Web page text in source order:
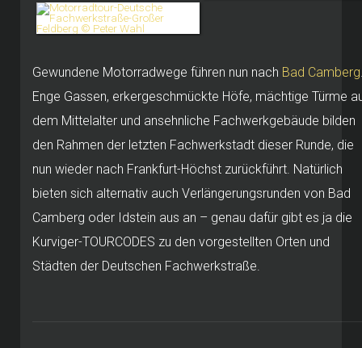
Gewundene Motorradwege führen nun nach Bad Camberg
Enge Gassen, erkergeschmückte Höfe, mächtige Türme
dem Mittelalter und ansehnliche Fachwerkgebäude bilden
den Rahmen der letzten Fachwerkstadt dieser Runde, die
nun wieder nach Frankfurt-Höchst zurückführt. Natürlich
bieten sich alternativ auch Verlängerungsrunden von Bad
Camberg oder Idstein aus an – genau dafür gibt es ja die
Kurviger-TOURCODES zu den vorgestellten Orten und
Städten der Deutschen Fachwerkstraße.